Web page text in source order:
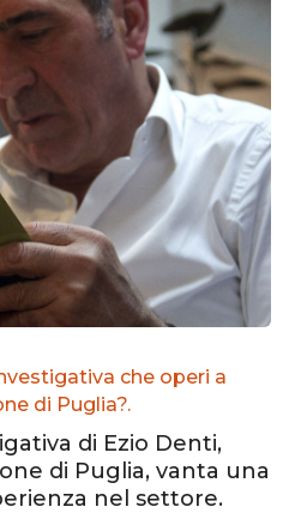
che operi a
di Puglia?.
di Ezio Denti,
di Puglia, vanta una
nel settore.